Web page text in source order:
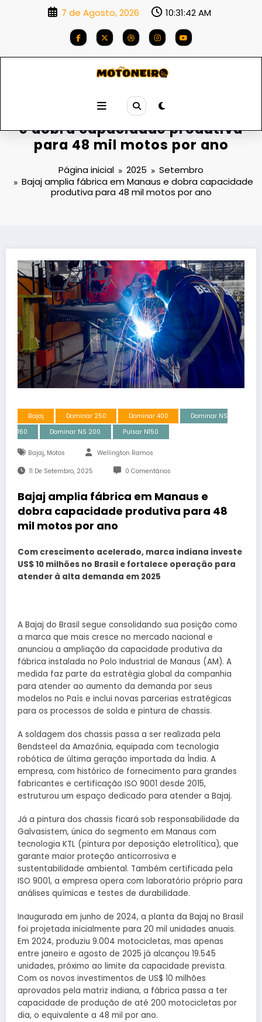
7 de Agosto, 2026 10:31:43 AM
Bajaj amplia fábrica em Manaus
e dobra capacidade produtiva
para 48 mil motos por ano
Página inicial 2025
Setembro
Bajaj amplia fábrica em Manaus e dobra capacidade
produtiva para 48 mil motos por ano
Bajaj Dominar 250 Dominar 400
Dominar NS
160
Dominar NS 200 Pulsar N150
Bajaj, Motos Wellington Ramos
11 De Setembro, 2025 0 Comentários
Bajaj amplia fábrica em Manaus e
dobra capacidade produtiva para 48
mil motos por ano
Com crescimento acelerado, marca indiana investe
US$ 10 milhões no Brasil e fortalece operação para
atender à alta demanda em 2025
A Bajaj do Brasil segue consolidando sua posição como
a marca que mais cresce no mercado nacional e
anunciou a ampliação da capacidade produtiva da
fábrica instalada no Polo Industrial de Manaus (AM). A
medida faz parte da estratégia global da companhia
para atender ao aumento da demanda por seus
modelos no País e inclui novas parcerias estratégicas
para os processos de solda e pintura de chassis.
A soldagem dos chassis passa a ser realizada pela
Bendsteel da Amazônia, equipada com tecnologia
robótica de última geração importada da Índia. A
empresa, com histórico de fornecimento para grandes
fabricantes e certificação ISO 9001 desde 2015,
estruturou um espaço dedicado para atender a Bajaj.
Já a pintura dos chassis ficará sob responsabilidade da
Galvasistem, única do segmento em Manaus com
tecnologia KTL (pintura por deposição eletrolítica), que
garante maior proteção anticorrosiva e
sustentabilidade ambiental. Também certificada pela
ISO 9001, a empresa opera com laboratório próprio para
análises químicas e testes de durabilidade.
Inaugurada em junho de 2024, a planta da Bajaj no Brasil
foi projetada inicialmente para 20 mil unidades anuais.
Em 2024, produziu 9.004 motocicletas, mas apenas
entre janeiro e agosto de 2025 já alcançou 19.545
unidades, próximo ao limite da capacidade prevista.
Com os novos investimentos de US$ 10 milhões
aprovados pela matriz indiana, a fábrica passa a ter
capacidade de produção de até 200 motocicletas por
dia, o equivalente a 48 mil por ano.